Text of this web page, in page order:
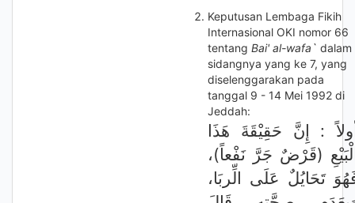
Keputusan Lembaga Fikih
Internasional OKI nomor 66
tentang Bai' al-wafa` dalam
sidangnya yang ke 7, yang
diselenggarakan pada
tanggal 9 - 14 Mei 1992 di
Jeddah:
: إِنَّ حَقِيْقَةَ هَذَا
(قَرْضٌ جَرَّ نَفْعاً)،
تَحَايُلٌ عَلَى الِّربَا،